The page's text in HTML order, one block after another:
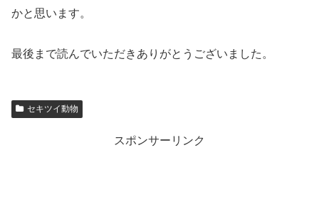
かと思います。
最後まで読んでいただきありがとうございました。
セキツイ動物
スポンサーリンク